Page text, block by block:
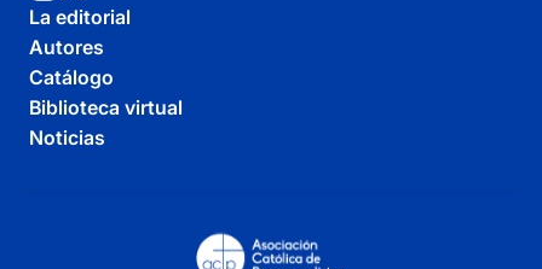
La editorial
Autores
Catálogo
Biblioteca virtual
Noticias